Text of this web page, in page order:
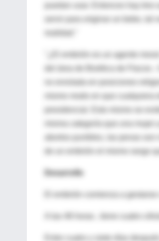
puedan usar. Entonces hay
servir para originar un bebe, tal
"¿El embrión es un agente
del área de Bioética de Flacso-
no enrolada en posiciones
misma categoría que una
abortos punibles, las penas
de un embrión el mismo rango
Desarrollo
El embrión comienza a